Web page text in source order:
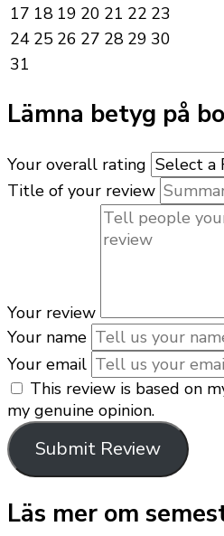
17 18 19 20 21 22 23
24 25 26 27 28 29 30
31
Lämna betyg på
Your overall rating
Title of your review
Your review
Your name
Your email
This review is based on
my genuine opinion.
Submit Review
Läs mer om